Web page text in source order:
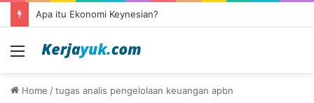
Apa itu Ekonomi Keynesian?
Menu
Home /tugas analis pengelolaan keuangan apbn